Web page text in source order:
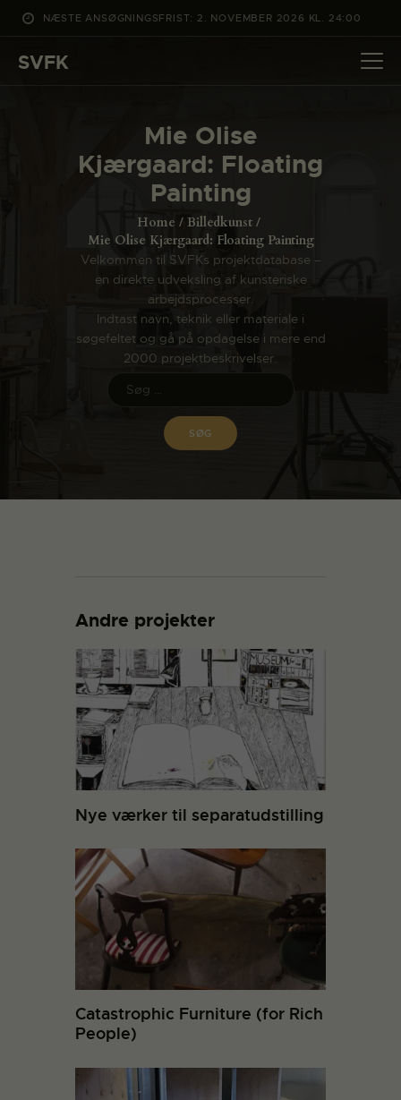
NÆSTE ANSØGNINGSFRIST: 2. NOVEMBER 2026 KL. 24:00
SVFK
Mie Olise
Kjærgaard: Floating
Painting
Home
Billedkunst
Mie Olise Kjærgaard: Floating Painting
Velkommen til SVFKs projektdatabase –
en direkte udveksling af kunsteriske
arbejdsprocesser.
Indtast navn, teknik eller materiale i
søgefeltet og gå på opdagelse i mere end
2000 projektbeskrivelser.
DET SKER
PROJEKTER
CHANNEL
OM SVFK
ENGLISH
Andre projekter
Nye værker til separatudstilling
Catastrophic Furniture (for Rich
People)